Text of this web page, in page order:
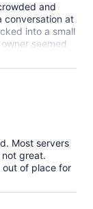
and
conversation at
into a small
seemed
which was a
Most servers
great.
out of place for